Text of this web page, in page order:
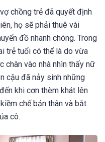
chồng trẻ đã quyết định
họ sẽ phải thuê vài
đồ nhanh chóng. Trong
trẻ tuổi có thể là do vừa
chân vào nhà nhìn thấy nữ
cậu đã nảy sinh những
khi cơn thèm khát lên
chế bản thân và bắt
cô.